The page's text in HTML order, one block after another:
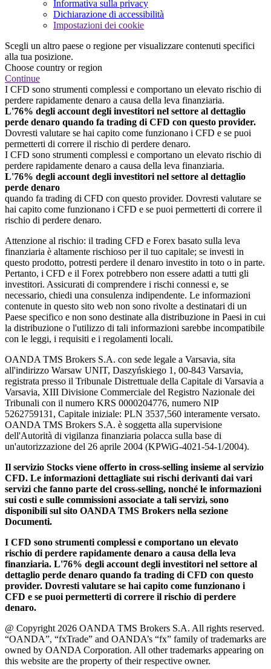
Informativa sulla privacy
Dichiarazione di accessibilità
Impostazioni dei cookie
Scegli un altro paese o regione per visualizzare contenuti specifici
alla tua posizione.
Choose country or region
Continue
I CFD sono strumenti complessi e comportano un elevato rischio di
perdere rapidamente denaro a causa della leva finanziaria.
L'76% degli account degli investitori nel settore al dettaglio
perde denaro quando fa trading di CFD con questo provider.
Dovresti valutare se hai capito come funzionano i CFD e se puoi
permetterti di correre il rischio di perdere denaro.
I CFD sono strumenti complessi e comportano un elevato rischio di
perdere rapidamente denaro a causa della leva finanziaria.
L'76% degli account degli investitori nel settore al dettaglio
perde denaro
quando fa trading di CFD con questo provider. Dovresti valutare se
hai capito come funzionano i CFD e se puoi permetterti di correre il
rischio di perdere denaro.
Attenzione al rischio: il trading CFD e Forex basato sulla leva
finanziaria è altamente rischioso per il tuo capitale; se investi in
questo prodotto, potresti perdere il denaro investito in toto o in parte.
Pertanto, i CFD e il Forex potrebbero non essere adatti a tutti gli
investitori. Assicurati di comprendere i rischi connessi e, se
necessario, chiedi una consulenza indipendente. Le informazioni
contenute in questo sito web non sono rivolte a destinatari di un
Paese specifico e non sono destinate alla distribuzione in Paesi in cui
la distribuzione o l'utilizzo di tali informazioni sarebbe incompatibile
con le leggi, i requisiti e i regolamenti locali.
OANDA TMS Brokers S.A. con sede legale a Varsavia, sita
all'indirizzo Warsaw UNIT, Daszyńskiego 1, 00-843 Varsavia,
registrata presso il Tribunale Distrettuale della Capitale di Varsavia a
Varsavia, XIII Divisione Commerciale del Registro Nazionale dei
Tribunali con il numero KRS 0000204776, numero NIP
5262759131, Capitale iniziale: PLN 3537,560 interamente versato.
OANDA TMS Brokers S.A. è soggetta alla supervisione
dell'Autorità di vigilanza finanziaria polacca sulla base di
un'autorizzazione del 26 aprile 2004 (KPWiG-4021-54-1/2004).
Il servizio Stocks viene offerto in cross-selling insieme al servizio
CFD. Le informazioni dettagliate sui rischi derivanti dai vari
servizi che fanno parte del cross-selling, nonché le informazioni
sui costi e sulle commissioni associate a tali servizi, sono
disponibili sul sito OANDA TMS Brokers nella sezione
Documenti.
I CFD sono strumenti complessi e comportano un elevato
rischio di perdere rapidamente denaro a causa della leva
finanziaria. L'76% degli account degli investitori nel settore al
dettaglio perde denaro quando fa trading di CFD con questo
provider. Dovresti valutare se hai capito come funzionano i
CFD e se puoi permetterti di correre il rischio di perdere
denaro.
@ Copyright 2026 OANDA TMS Brokers S.A. All rights reserved.
“OANDA”, “fxTrade” and OANDA’s “fx” family of trademarks are
owned by OANDA Corporation. All other trademarks appearing on
this website are the property of their respective owner.